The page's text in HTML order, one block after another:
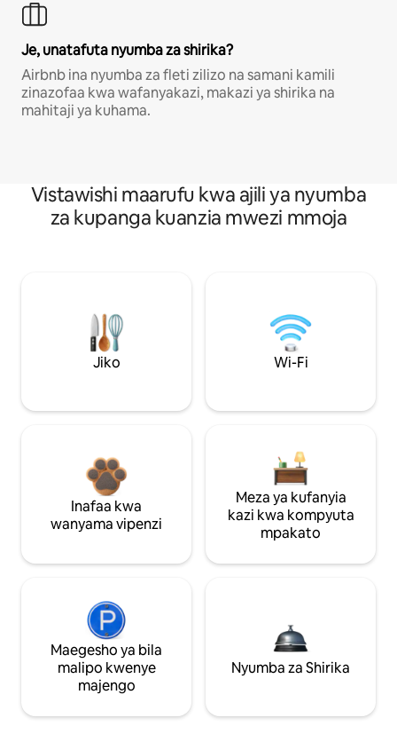
Je, unatafuta nyumba za shirika?
Airbnb ina nyumba za fleti zilizo na samani kamili
zinazofaa kwa wafanyakazi, makazi ya shirika na
mahitaji ya kuhama.
Vistawishi maarufu kwa ajili ya nyumba
za kupanga kuanzia mwezi mmoja
Jiko Wi-Fi
Inafaa kwa
wanyama vipenzi
Meza ya kufanyia
kazi kwa kompyuta
mpakato
Maegesho ya bila
malipo kwenye
majengo
Nyumba za Shirika